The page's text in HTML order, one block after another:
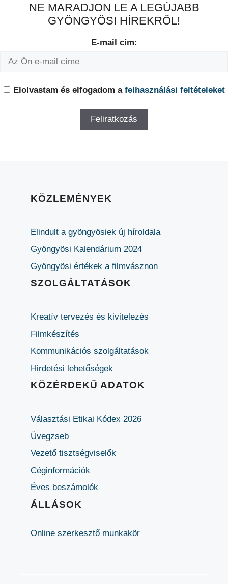
NE MARADJON LE A LEGÚJABB
GYÖNGYÖSI HÍREKRŐL!
E-mail cím:
Elolvastam és elfogadom a felhasználási feltételeket
KÖZLEMÉNYEK
Elindult a gyöngyösiek új híroldala
Gyöngyösi Kalendárium 2024
Gyöngyösi értékek a filmvásznon
SZOLGÁLTATÁSOK
Kreatív tervezés és kivitelezés
Filmkészítés
Kommunikációs szolgáltatások
Hirdetési lehetőségek
KÖZÉRDEKŰ ADATOK
Választási Etikai Kódex 2026
Üvegzseb
Vezető tisztségviselők
Céginformációk
Éves beszámolók
ÁLLÁSOK
Online szerkesztő munkakör